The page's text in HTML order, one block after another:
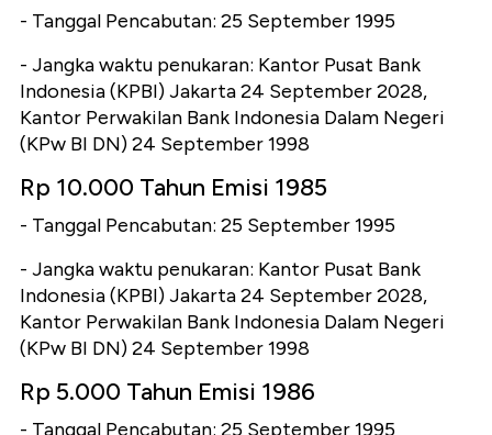
- Tanggal Pencabutan: 25 September 1995
- Jangka waktu penukaran: Kantor Pusat Bank
Indonesia (KPBI) Jakarta 24 September 2028,
Kantor Perwakilan Bank Indonesia Dalam Negeri
(KPw BI DN) 24 September 1998
Rp 10.000 Tahun Emisi 1985
- Tanggal Pencabutan: 25 September 1995
- Jangka waktu penukaran: Kantor Pusat Bank
Indonesia (KPBI) Jakarta 24 September 2028,
Kantor Perwakilan Bank Indonesia Dalam Negeri
(KPw BI DN) 24 September 1998
Rp 5.000 Tahun Emisi 1986
- Tanggal Pencabutan: 25 September 1995